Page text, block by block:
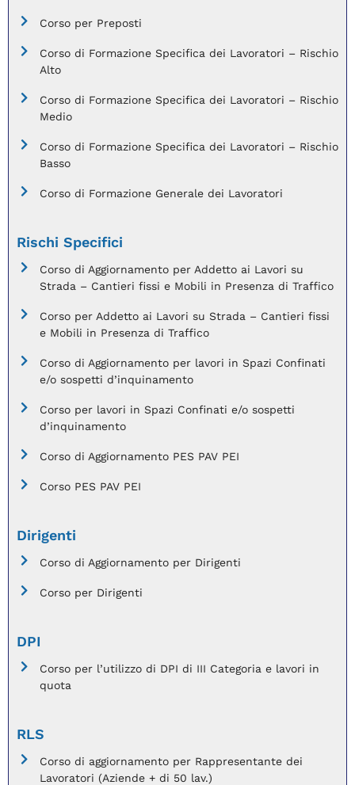
Corso per Preposti
Corso di Formazione Specifica dei Lavoratori – Rischio
Alto
Corso di Formazione Specifica dei Lavoratori – Rischio
Medio
Corso di Formazione Specifica dei Lavoratori – Rischio
Basso
Corso di Formazione Generale dei Lavoratori
Rischi Specifici
Corso di Aggiornamento per Addetto ai Lavori su
Strada – Cantieri fissi e Mobili in Presenza di Traffico
Corso per Addetto ai Lavori su Strada – Cantieri fissi
e Mobili in Presenza di Traffico
Corso di Aggiornamento per lavori in Spazi Confinati
e/o sospetti d’inquinamento
Corso per lavori in Spazi Confinati e/o sospetti
d’inquinamento
Corso di Aggiornamento PES PAV PEI
Corso PES PAV PEI
Dirigenti
Corso di Aggiornamento per Dirigenti
Corso per Dirigenti
DPI
Corso per l’utilizzo di DPI di III Categoria e lavori in
quota
RLS
Corso di aggiornamento per Rappresentante dei
Lavoratori (Aziende + di 50 lav.)